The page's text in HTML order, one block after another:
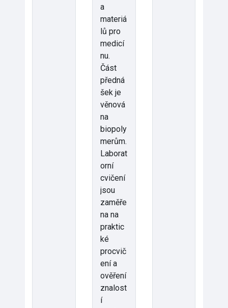
a
materiá
lů pro
medicí
nu.
Část
předná
šek je
věnová
na
biopoly
merům.
Laborat
orní
cvičení
jsou
zaměře
na na
praktic
ké
procvič
ení a
ověření
znalost
í